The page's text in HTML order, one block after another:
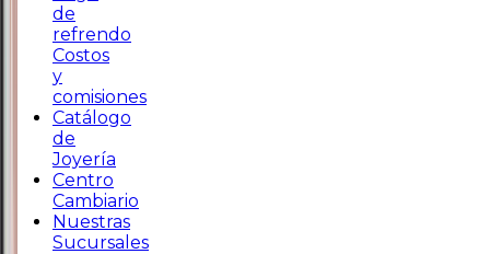
de
refrendo
Costos
y
comisiones
Catálogo
de
Joyería
Centro
Cambiario
Nuestras
Sucursales